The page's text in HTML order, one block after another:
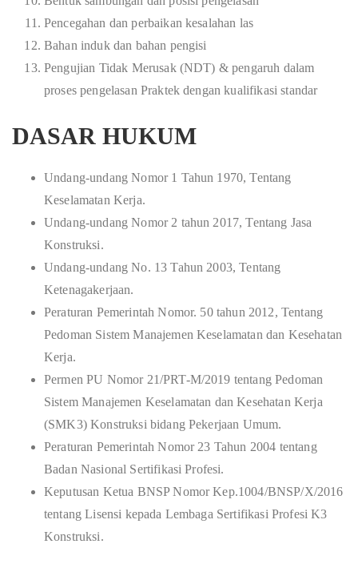
Pencegahan dan perbaikan kesalahan las
Bahan induk dan bahan pengisi
Pengujian Tidak Merusak (NDT) & pengaruh dalam
proses pengelasan Praktek dengan kualifikasi standar
DASAR HUKUM
Undang-undang Nomor 1 Tahun 1970, Tentang
Keselamatan Kerja.
Undang-undang Nomor 2 tahun 2017, Tentang Jasa
Konstruksi.
Undang-undang No. 13 Tahun 2003, Tentang
Ketenagakerjaan.
Peraturan Pemerintah Nomor. 50 tahun 2012, Tentang
Pedoman Sistem Manajemen Keselamatan dan Kesehatan
Kerja.
Permen PU Nomor 21/PRT-M/2019 tentang Pedoman
Sistem Manajemen Keselamatan dan Kesehatan Kerja
(SMK3) Konstruksi bidang Pekerjaan Umum.
Peraturan Pemerintah Nomor 23 Tahun 2004 tentang
Badan Nasional Sertifikasi Profesi.
Keputusan Ketua BNSP Nomor Kep.1004/BNSP/X/2016
tentang Lisensi kepada Lembaga Sertifikasi Profesi K3
Konstruksi.